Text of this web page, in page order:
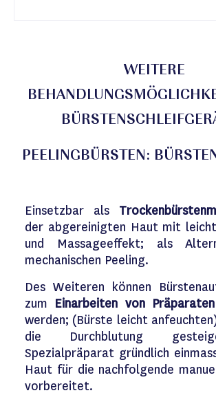
WEITERE
PEELINGBÜRSTEN:
Einsetzbar als
der abgereinigten Haut mit
und Massageeffekt; als
mechanischen Peeling.
Des Weiteren können
zum Einarbeiten von Präparaten
werden; (Bürste leicht
die Durchblutung
Spezialpräparat gründlich
Haut für die nachfolgende
vorbereitet.